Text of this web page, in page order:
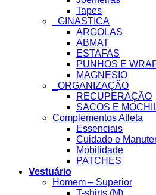
Tapes
_GINASTICA
ARGOLAS
ABMAT
ESTAFAS
PUNHOS E
MAGNESIO
_ORGANIZAÇÃO
RECUPERAÇÃO
SACOS E
Complementos Atleta
Essenciais
Cuidado e
Mobilidade
PATCHES
Vestuário
Homem – Superior
T-shirts (M)